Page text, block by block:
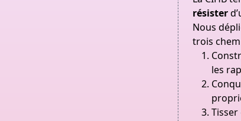
résister
Nous
trois
les